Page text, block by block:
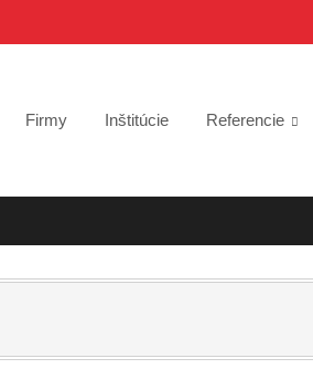
Firmy Inštitúcie Referencie